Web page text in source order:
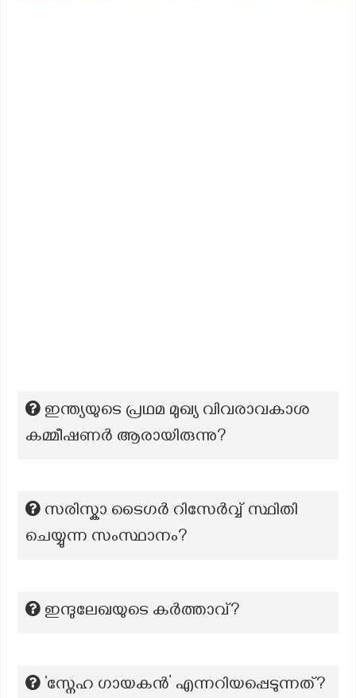
ഇന്ത്യയുടെ പ്രഥമ മുഖ്യ വിവരാവകാശ
കമ്മീഷണർ ആരായിരുന്നു?
സരിസ്കാ ടൈഗർ റിസേർവ്വ് സ്ഥിതി
ചെയ്യുന്ന സംസ്ഥാനം?
ഇന്ദുലേഖയുടെ കര്‍ത്താവ്?
‘സ്നേഹ ഗായകൻ’ എന്നറിയപ്പെടുന്നത്?